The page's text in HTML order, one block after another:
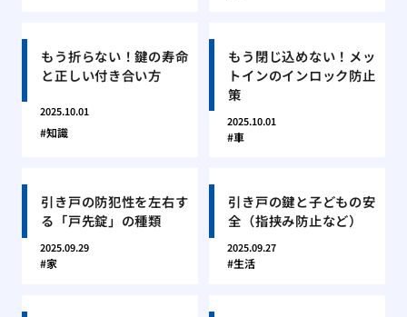
もう折らない！鍵の寿命
と正しい付き合い方
2025.10.01
知識
もう閉じ込めない！メッ
トインのインロック防止
策
2025.10.01
車
引き戸の防犯性を左右す
る「戸先錠」の種類
2025.09.29
家
引き戸の鍵と子どもの安
全（指挟み防止など）
2025.09.27
生活